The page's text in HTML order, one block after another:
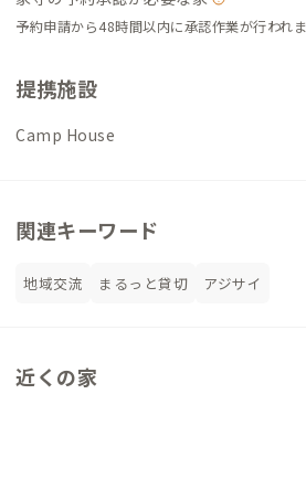
予約申請から48時間以内に承認作業が行われ
提携施設
Camp House
関連キーワード
地域交流 まるっと貸切 アジサイ
近くの家